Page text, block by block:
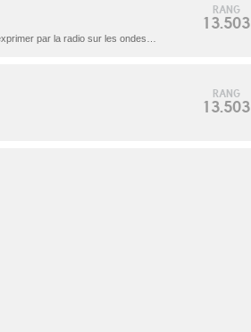
RANG
13.503
RANG
13.503